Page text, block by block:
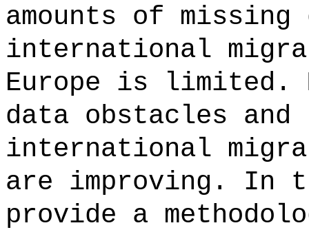
amounts of
international
Europe is limited.
data obstacles and
international
are improving. In
provide a